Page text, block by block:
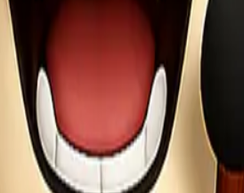
atau berat. Metode ini cocok untuk: